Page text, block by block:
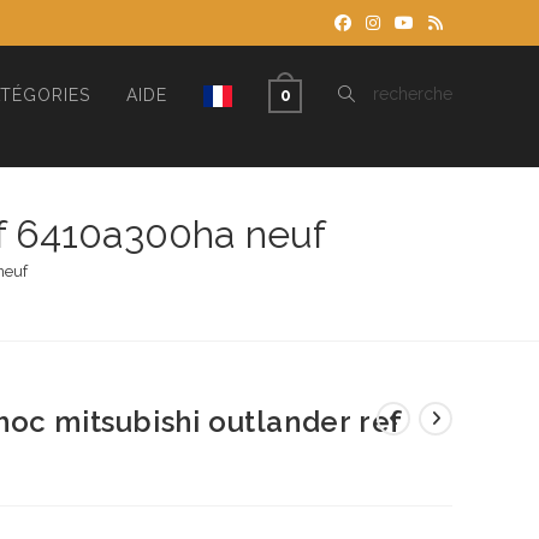
recherche
AIDE 0 TOGGLE
6410a300ha neuf
mitsubishi outlander ref